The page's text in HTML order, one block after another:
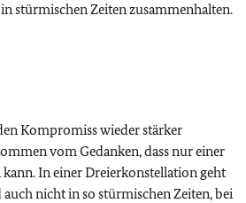
stürmischen Zeiten zusammenhalten.
Kompromiss wieder stärker
vom Gedanken, dass nur einer
In einer Dreierkonstellation geht
nicht in so stürmischen Zeiten, bei